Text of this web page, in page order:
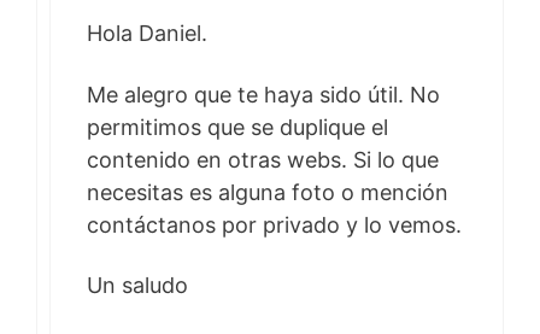
Hola Daniel.
Me alegro que te haya sido útil. No
permitimos que se duplique el
contenido en otras webs. Si lo que
necesitas es alguna foto o mención
contáctanos por privado y lo vemos.
Un saludo